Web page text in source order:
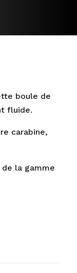
boule de
fluide.
carabine,
la gamme